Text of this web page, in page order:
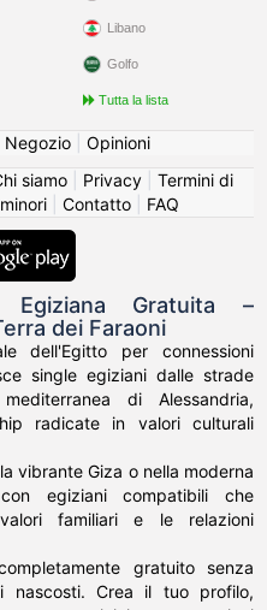
Libano
Golfo
Tutta la lista
Negozio| Opinioni
siamo| Privacy| Termini di
| Contatto| FAQ
Gratuita –
dei Faraoni
dell'Egitto per connessioni
single egiziani dalle strade
di Alessandria,
radicate in valori culturali
vibrante Giza o nella moderna
egiziani compatibili che
familiari e le relazioni
gratuito senza
nascosti. Crea il tuo profilo,